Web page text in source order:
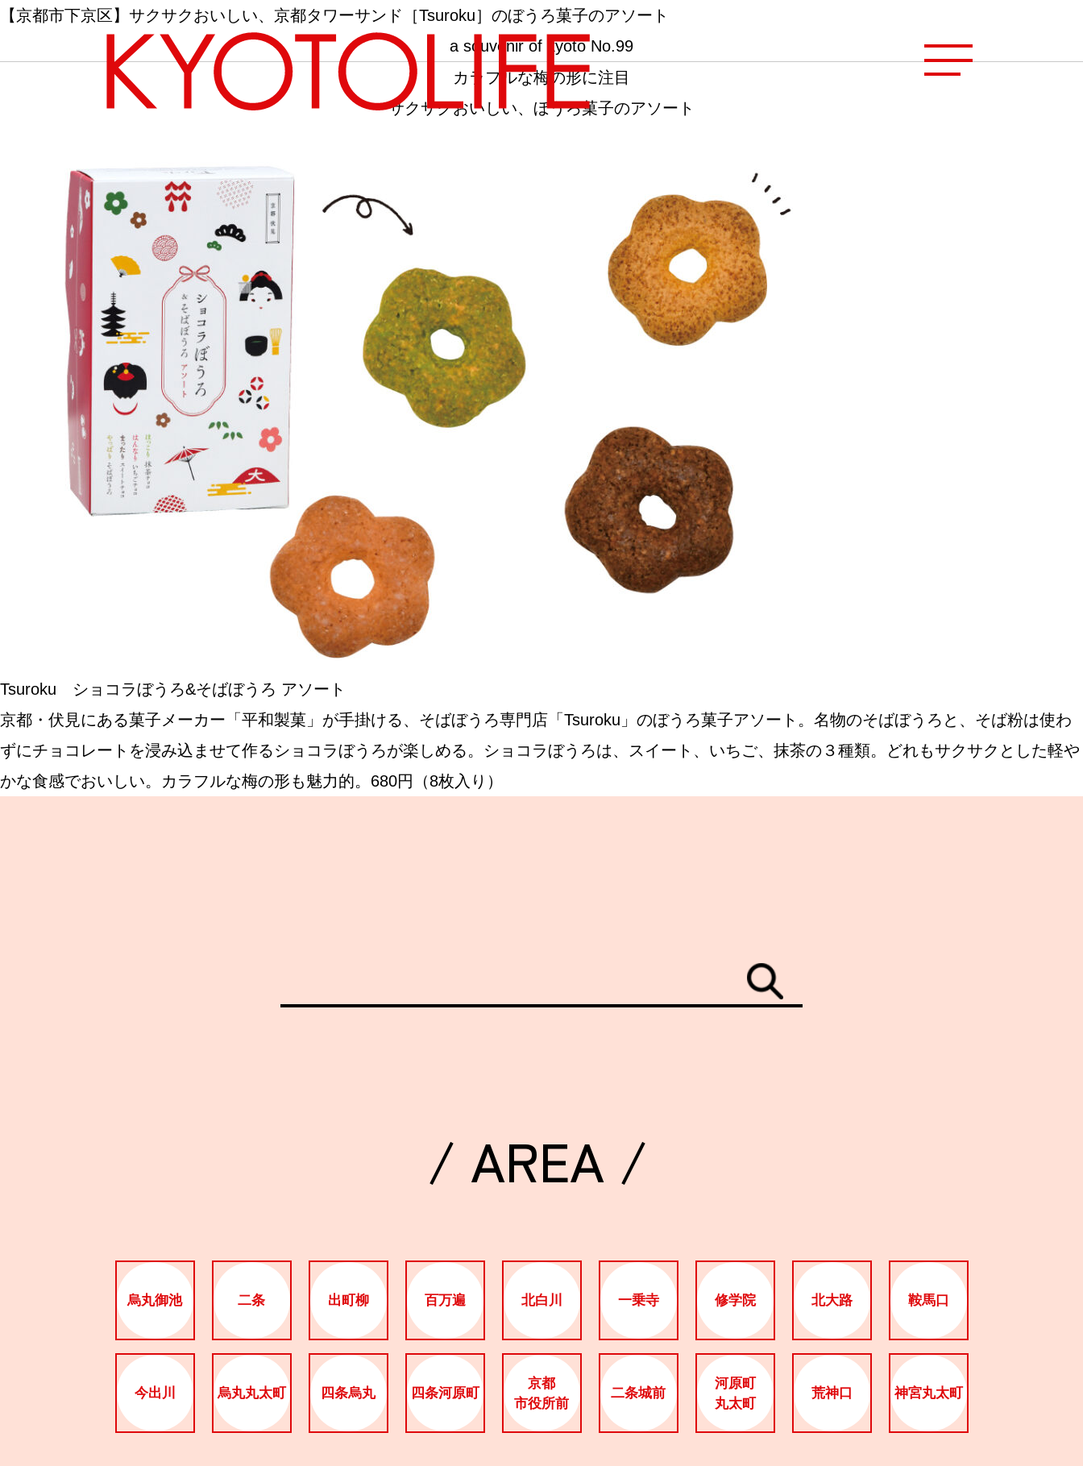
エリアから探す 地図から探す
カテゴリーから探す
SPECIAL
SERIES
カレーが好き
京都おやつクラブ
私と店のはなし
京都の書店
CULTURE
関西で開催。おすすめの展覧会
おすすめの映画
【京都市下京区】サクサクおいしい、京都タワーサンド［Tsuroku］のぼうろ菓子のアソート
a souvenir of kyoto No.99
カラフルな梅の形に注目
サクサクおいしい、ぼうろ菓子のアソート
Tsuroku ショコラぼうろ&そばぼうろ アソート
京都・伏見にある菓子メーカー「平和製菓」が手掛ける、そばぼうろ専門店「Tsuroku」のぼうろ菓子アソート。名物のそばぼうろと、そば粉は使わ
ずにチョコレートを浸み込ませて作るショコラぼうろが楽しめる。ショコラぼうろは、スイート、いちご、抹茶の３種類。どれもサクサクとした軽や
かな食感でおいしい。カラフルな梅の形も魅力的。680円（8枚入り）
/ AREA /
烏丸御池 二条 出町柳 百万遍 北白川 一乗寺 修学院 北大路 鞍馬口
今出川 烏丸丸太町 四条烏丸 四条河原町
京都
市役所前
二条城前
河原町
丸太町
荒神口 神宮丸太町